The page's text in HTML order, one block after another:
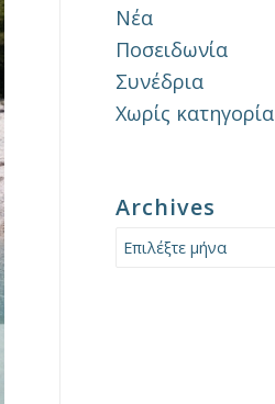
Νέα
Ποσειδωνία
Συνέδρια
Χωρίς κατηγορία
Archives